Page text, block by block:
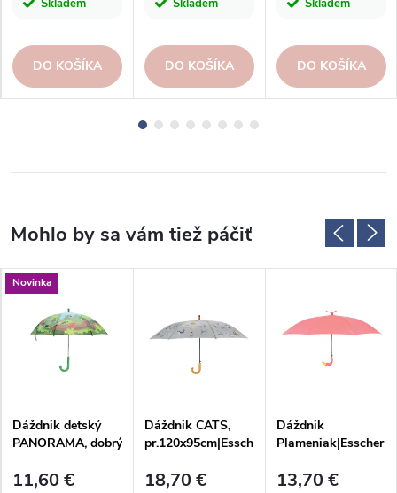
Skladem
DO KOŠÍKA
Skladem
DO KOŠÍKA
Skladem
DO KOŠÍKA
Novinka
Dáždnik detský
PANORAMA, dobrý
69x59cm|Esschert
11,60 €
Dáždnik CATS,
pr.120x95cm|Essch
18,70 €
Dáždnik
Plameniak|Esscher
13,70 €